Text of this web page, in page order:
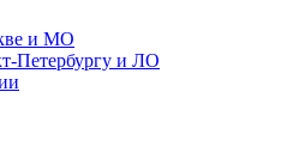
и МО
Петербургу и ЛО